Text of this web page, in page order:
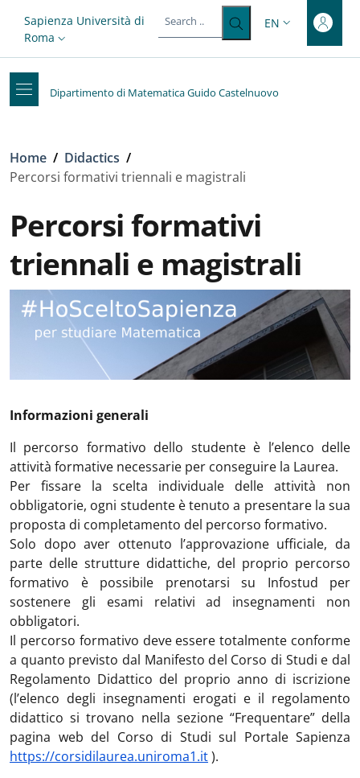
Top-level heading
Slim top
Sapienza Università di
Roma
LANGUAGE
EN
Dipartimento di Matematica Guido Castelnuovo
Breadcrumb
Home / Didactics /
Percorsi formativi triennali e magistrali
Percorsi formativi
triennali e magistrali
Informazioni generali
Il percorso formativo dello studente è l’elenco delle
attività formative necessarie per conseguire la Laurea.
Per fissare la scelta individuale delle attività non
obbligatorie, ogni studente è tenuto a presentare la sua
proposta di completamento del percorso formativo.
Solo dopo aver ottenuto l’approvazione ufficiale, da
parte delle strutture didattiche, del proprio percorso
formativo è possibile prenotarsi su Infostud per
sostenere gli esami relativi ad insegnamenti non
obbligatori.
Il percorso formativo deve essere totalmente conforme
a quanto previsto dal Manifesto del Corso di Studi e dal
Regolamento Didattico del proprio anno di iscrizione
(l’elenco degli insegnamenti erogati e il regolamento
didattico si trovano nella sezione “Frequentare” della
pagina web del Corso di Studi sul Portale Sapienza
https://corsidilaurea.uniroma1.it).